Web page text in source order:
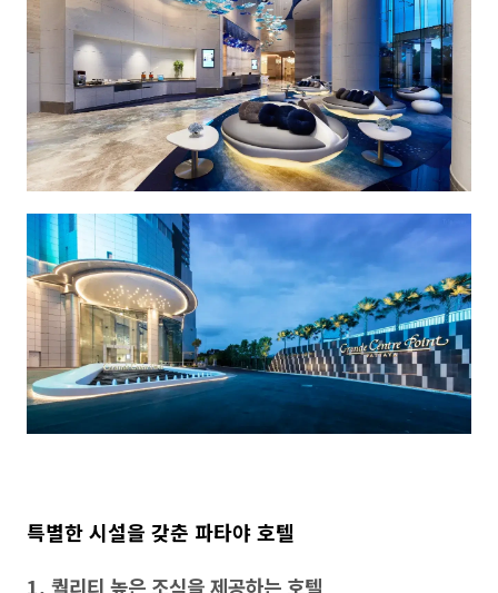
특별한 시설을 갖춘 파타야 호텔
1. 퀄리티 높은 조식을 제공하는 호텔